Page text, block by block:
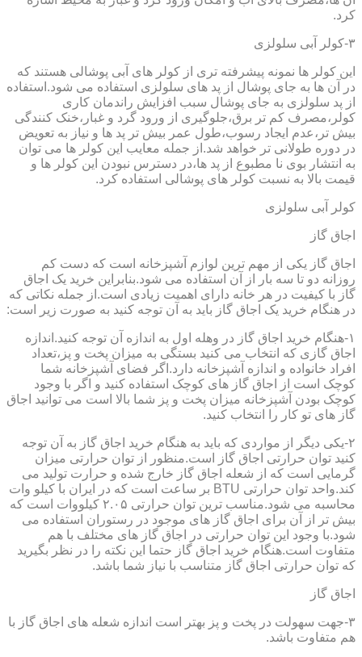
کرد.
۳-کولر آبی سلولزی
این کولر ها نمونه پیشرفته تری از کولر های آبی پوشالی هستند که
در آن ها به جای پوشال از پد های سلولزی استفاده می شود.استفاده
از پد سلولزی به جای پوشال سبب افزایش راندمان کاری
کولر،مصرف کم تر برق،جلوگیری از ورود گرد و غبار،خنک کنندگی
بیش تر،عدم ایجاد رسوب،طول عمر بیش تر پد ها و نیاز به تعویض
در دوره طولانی تر خواهد شد.از جمله معایب این کولر ها می توان
به انتشار بوی نا مطبوع از پد ها،در دسترس نبودن این کولر ها و
قیمت بالا به نسبت کولر های پوشالی استفاده کرد.
کولر آبی سلولزی
اجاق گاز
اجاق گاز یکی از مهم ترین لوازم آشپزخانه است که دست کم
روزانه دو تا سه بار از آن استفاده می شود.بنابراین خرید یک اجاق
گاز با کیفیت در هر خانه دارای اهمیت زیادی است.از جمله نکاتی که
در هنگام خرید یک اجاق گاز باید به آن توجه کنید به صورت زیر است:
۱-هنگام خرید اجاق گاز در وهله اول به اندازه آن توجه کنید.اندازه
اجاق گازی که انتخاب می کنید بستگی به میزان پخت و پز،تعداد
افراد خانواده و اندازه آشپزخانه دارد.اگر فضای آشپزخانه شما
کوچک است از اجاق گاز های کوچک استفاده کنید و اگر با وجود
کوچک بودن آشپزخانه میزان پخت و پز شما بالا است می توانید اجاق
گاز های تو کار را انتخاب کنید.
۲-یکی دیگر از مواردی که باید به هنگام خرید اجاق گاز به آن توجه
کنید توان حرارتی اجاق گاز است.منظور از توان حرارتی میزان
گرمایی است که از شعله اجاق گاز خارج شده و حرارت تولید می
کند.واحد توان حرارتی BTU بر ساعت است که در ایران با کیلو وات
محاسبه می شود.مناسب ترین توان حرارتی ۲.۰۵ کیلووات است که
بیش تر از آن برای اجاق گاز های موجود در رستوران استفاده می
شود.با وجود این توان حرارتی در اجاق گاز های مختلف با هم
متفاوت است.هنگام خرید اجاق گاز حتما این نکته را در نظر بگیرید
که توان حرارتی اجاق گاز متناسب با نیاز شما باشد.
اجاق گاز
۳-جهت سهولت در پخت و پز بهتر است اندازه شعله های اجاق گاز با
هم متفاوت باشد.